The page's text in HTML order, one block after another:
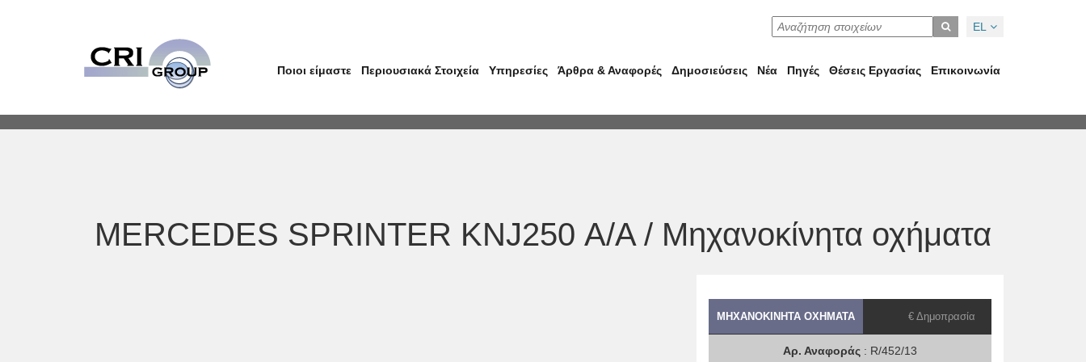
EL
Ποιοι είμαστε Περιουσιακά Στοιχεία Υπηρεσίες Άρθρα & Αναφορές Δημοσιεύσεις Νέα Πηγές Θέσεις Εργασίας Επικοινωνία
MERCEDES SPRINTER KNJ250 Α/Α / Μηχανοκίνητα οχήματα
ΜΗΧΑΝΟΚΊΝΗΤΑ ΟΧΉΜΑΤΑ € Δημοπρασία
Αρ. Αναφοράς : R/452/13